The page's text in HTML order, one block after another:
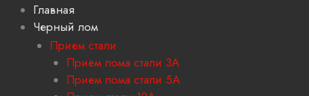
Главная
Черный лом
Прием стали
Прием лома стали 3А
Прием лома стали 5А